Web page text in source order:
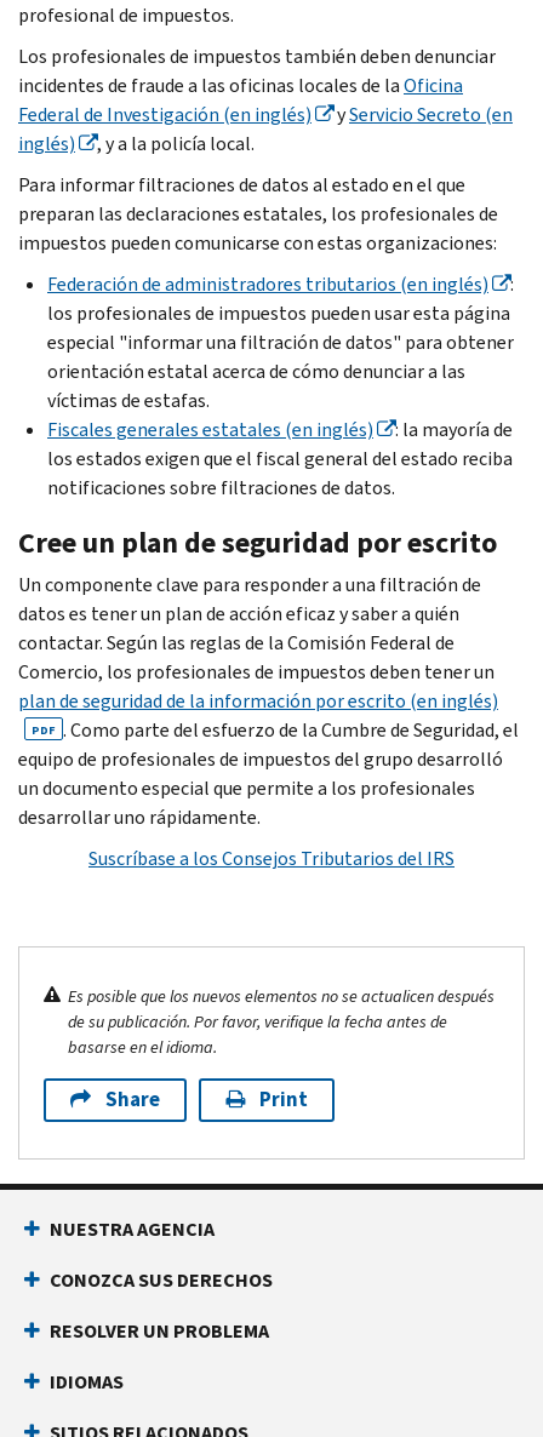
profesional de impuestos.
Los profesionales de impuestos también deben denunciar
incidentes de fraude a las oficinas locales de laOficina
Federal de Investigación (en inglés)
yServicio Secreto (en
inglés)
, y a la policía local.
Para informar filtraciones de datos al estado en el que
preparan las declaraciones estatales, los profesionales de
impuestos pueden comunicarse con estas organizaciones:
Federación de administradores tributarios (en inglés)
:
los profesionales de impuestos pueden usar esta página
especial "informar una filtración de datos" para obtener
orientación estatal acerca de cómo denunciar a las
víctimas de estafas.
Fiscales generales estatales (en inglés)
: la mayoría de
los estados exigen que el fiscal general del estado reciba
notificaciones sobre filtraciones de datos.
Cree un plan de seguridad por escrito
Un componente clave para responder a una filtración de
datos es tener un plan de acción eficaz y saber a quién
contactar. Según las reglas de la Comisión Federal de
Comercio, los profesionales de impuestos deben tener un
plan de seguridad de la información por escrito (en inglés)
PDF . Como parte del esfuerzo de la Cumbre de Seguridad, el
equipo de profesionales de impuestos del grupo desarrolló
un documento especial que permite a los profesionales
desarrollar uno rápidamente.
Suscríbase a los Consejos Tributarios del IRS
Es posible que los nuevos elementos no se actualicen después
de su publicación. Por favor, verifique la fecha antes de
basarse en el idioma.
Share Print
NUESTRA AGENCIA
CONOZCA SUS DERECHOS
RESOLVER UN PROBLEMA
IDIOMAS